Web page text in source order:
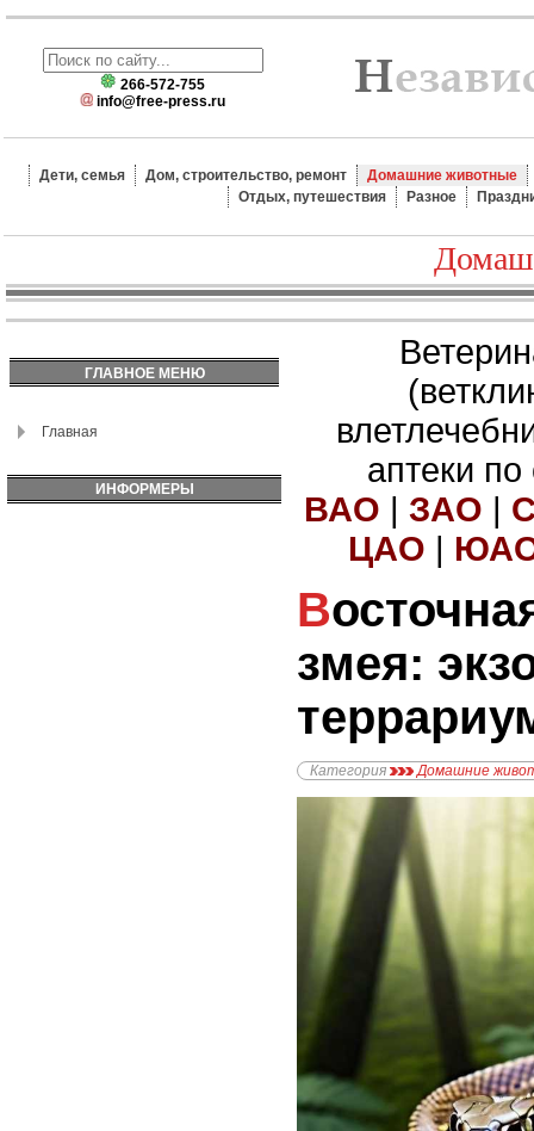
266-572-755
info@free-press.ru
Дети, семья Дом, строительство, ремонт
Домашние животные
Отдых, путешествия
Разное
ГЛАВНОЕ МЕНЮ
Главная
ИНФОРМЕРЫ
аптеки
ВАО | ЗАО |
ЦАО |
Восточная индийская
змея:
Категория Домашние